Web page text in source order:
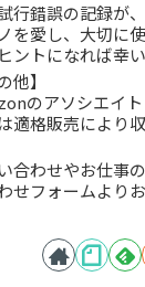
行錯誤の記録が
を愛し、大切に
ントになれば幸い
他】
のアソシエイ
適格販売により
合わせやお仕事
せフォームより